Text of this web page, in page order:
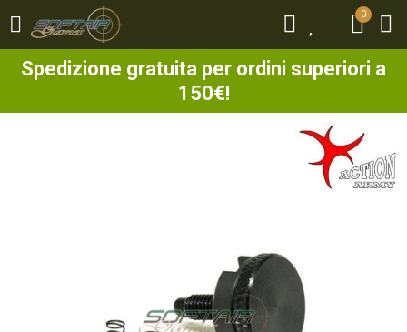
0
Spedizione gratuita per ordini superiori a
150€!
0